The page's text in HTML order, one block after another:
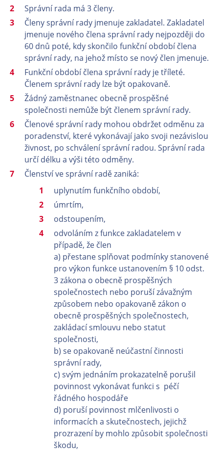
Správní rada má 3 členy.
Členy správní rady jmenuje zakladatel. Zakladatel
jmenuje nového člena správní rady nejpozději do
60 dnů poté, kdy skončilo funkční období člena
správní rady, na jehož místo se nový člen jmenuje.
Funkční období člena správní rady je tříleté.
Členem správní rady lze být opakovaně.
Žádný zaměstnanec obecně prospěšné
společnosti nemůže být členem správní rady.
Členové správní rady mohou obdržet odměnu za
poradenství, které vykonávají jako svoji nezávislou
živnost, po schválení správní radou. Správní rada
určí délku a výši této odměny.
Členství ve správní radě zaniká:
uplynutím funkčního období,
úmrtím,
odstoupením,
odvoláním z funkce zakladatelem v
případě, že člen
a) přestane splňovat podmínky stanovené
pro výkon funkce ustanovením § 10 odst.
3 zákona o obecně prospěšných
společnostech nebo poruší závažným
způsobem nebo opakovaně zákon o
obecně prospěšných společnostech,
zakládací smlouvu nebo statut
společnosti,
b) se opakovaně neúčastní činnosti
správní rady,
c) svým jednáním prokazatelně porušil
povinnost vykonávat funkci s péčí
řádného hospodáře
d) poruší povinnost mlčenlivosti o
informacích a skutečnostech, jejichž
prozrazení by mohlo způsobit společnosti
škodu,